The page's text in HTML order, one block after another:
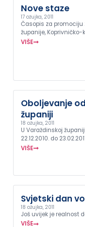
Nove staze
17 ožujka, 2011
Časopis za promociju
županije, Koprivničko-
VIŠE
Oboljevanje
županiji
18 ožujka, 2011
U Varaždinskoj
22.12.2010. do
VIŠE
Svjetski dan
18 ožujka, 2011
Još uvijek je realnost
VIŠE